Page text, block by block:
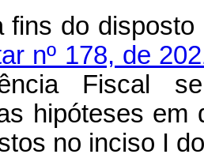
fins do
nº 178, de
Fiscal
hipóteses em
no inciso I